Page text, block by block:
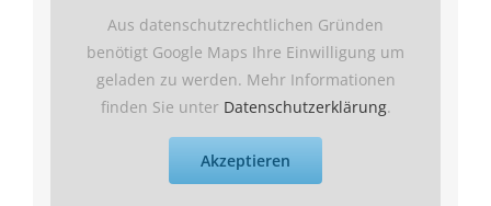
Aus datenschutzrechtlichen Gründen
benötigt Google Maps Ihre Einwilligung um
geladen zu werden. Mehr Informationen
finden Sie unter Datenschutzerklärung.
Akzeptieren